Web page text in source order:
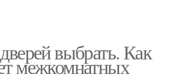
выбрать. Как
межкомнатных